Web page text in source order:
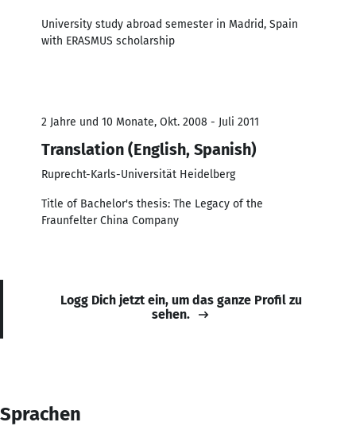
University study abroad semester in Madrid, Spain
with ERASMUS scholarship
2 Jahre und 10 Monate, Okt. 2008 - Juli 2011
Translation (English, Spanish)
Ruprecht-Karls-Universität Heidelberg
Title of Bachelor's thesis: The Legacy of the
Fraunfelter China Company
Logg Dich jetzt ein, um das ganze Profil zu
sehen.
Sprachen